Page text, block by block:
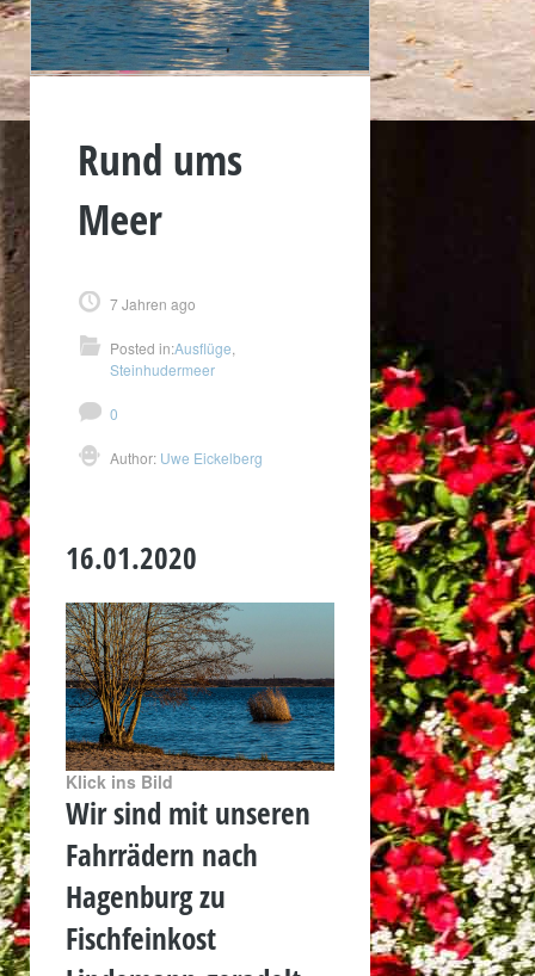
Rund ums
Meer
7 Jahren ago
Posted in:Ausflüge
Steinhudermeer
0
Author: Uwe Eickelberg
16.01.2020
Klick ins Bild
Wir sind mit unseren
Fahrrädern nach
Hagenburg zu
Fischfeinkost